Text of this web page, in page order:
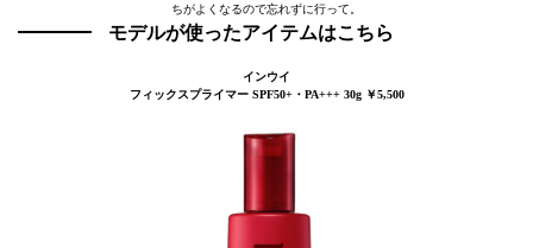
ちがよくなるので忘れずに行って。
モデルが使ったアイテムはこちら
インウイ
フィックスプライマー SPF50+・PA+++ 30g ￥5,500